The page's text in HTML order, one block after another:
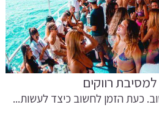
רווקים
כעת הזמן לחשוב כיצד לעשות...